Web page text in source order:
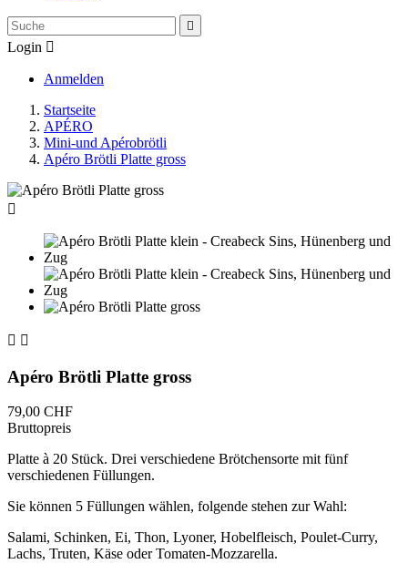

Login 
Anmelden
Startseite
APÉRO
Mini-und Apérobrötli
Apéro Brötli Platte gross

 
Apéro Brötli Platte gross
79,00 CHF
Bruttopreis
Platte à 20 Stück. Drei verschiedene Brötchensorte mit fünf
verschiedenen Füllungen.
Sie können 5 Füllungen wählen, folgende stehen zur Wahl:
Salami, Schinken, Ei, Thon, Lyoner, Hobelfleisch, Poulet-Curry,
Lachs, Truten, Käse oder Tomaten-Mozzarella.